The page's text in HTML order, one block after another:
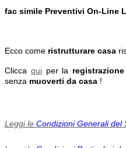
fac simile Preventivi On-Line
Ecco come ristrutturare casa
Clicca quiper la
senza muoverti da casa !
Leggi le Condizioni Generali del